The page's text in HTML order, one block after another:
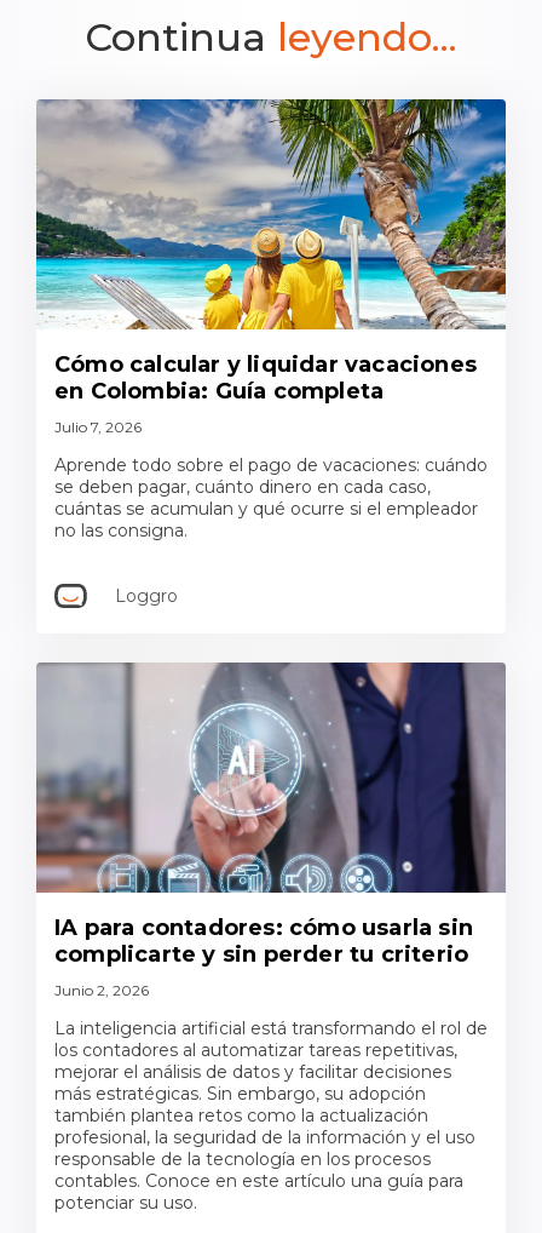
Continua leyendo...
Cómo calcular y liquidar vacaciones
en Colombia: Guía completa
Julio 7, 2026
Aprende todo sobre el pago de vacaciones: cuándo
se deben pagar, cuánto dinero en cada caso,
cuántas se acumulan y qué ocurre si el empleador
no las consigna.
Loggro
IA para contadores: cómo usarla sin
complicarte y sin perder tu criterio
Junio 2, 2026
La inteligencia artificial está transformando el rol de
los contadores al automatizar tareas repetitivas,
mejorar el análisis de datos y facilitar decisiones
más estratégicas. Sin embargo, su adopción
también plantea retos como la actualización
profesional, la seguridad de la información y el uso
responsable de la tecnología en los procesos
contables. Conoce en este artículo una guía para
potenciar su uso.